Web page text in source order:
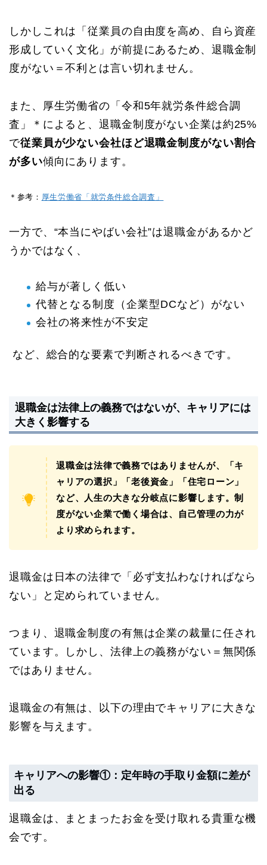
しかしこれは「従業員の自由度を高め、自ら資産
形成していく文化」が前提にあるため、退職金制
度がない＝不利とは言い切れません。
また、厚生労働省の「令和5年就労条件総合調
査」＊によると、退職金制度がない企業は約25%
で従業員が少ない会社ほど退職金制度がない割合
が多い傾向にあります。
＊参考： 厚生労働省「就労条件総合調査」
一方で、“本当にやばい会社”は退職金があるかど
うかではなく、
給与が著しく低い
代替となる制度（企業型DCなど）がない
会社の将来性が不安定
など、総合的な要素で判断されるべきです。
退職金は法律上の義務ではないが、キャリアには
大きく影響する
退職金は法律で義務ではありませんが、「キ
ャリアの選択」「老後資金」「住宅ローン」
など、人生の大きな分岐点に影響します。制
度がない企業で働く場合は、自己管理の力が
より求められます。
退職金は日本の法律で「必ず支払わなければなら
ない」と定められていません。
つまり、退職金制度の有無は企業の裁量に任され
ています。しかし、法律上の義務がない＝無関係
ではありません。
退職金の有無は、以下の理由でキャリアに大きな
影響を与えます。
キャリアへの影響①：定年時の手取り金額に差が
出る
退職金は、まとまったお金を受け取れる貴重な機
会です。